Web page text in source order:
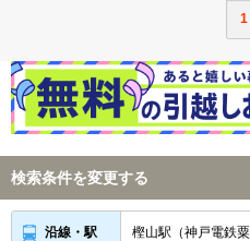
1
検索条件を変更する
沿線・駅 樫山駅（神戸電鉄